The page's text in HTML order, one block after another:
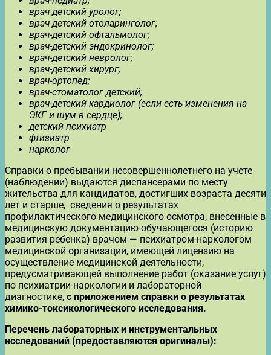
врач детский уролог;
врач детский отоларинголог;
врач-детский офтальмолог;
врач-детский эндокринолог;
врач-детский невролог;
врач-детский хирург;
врач-ортопед;
врач-стоматолог детский;
врач-детский кардиолог (если есть изменения на
ЭКГ и шум в сердце);
детский психиатр
фтизиатр
нарколог
Справки о пребывании несовершеннолетнего на учете
(наблюдении) выдаются диспансерами по месту
жительства для кандидатов, достигших возраста десяти
лет и старше, сведения о результатах
профилактического медицинского осмотра, внесенные в
медицинскую документацию обучающегося (историю
развития ребенка) врачом — психиатром-наркологом
медицинской организации, имеющей лицензию на
осуществление медицинской деятельности,
предусматривающей выполнение работ (оказание услуг)
по психиатрии-наркологии и лабораторной
диагностике, с приложением справки о результатах
химико-токсикологического исследования.
Перечень лабораторных и инструментальных
исследований (предоставляются оригиналы):